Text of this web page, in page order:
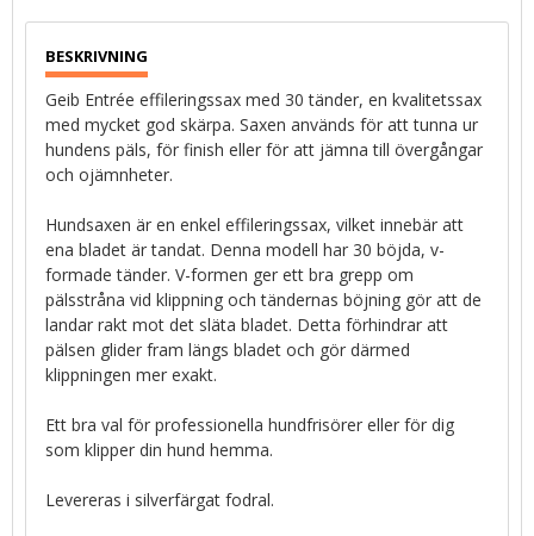
Geib Entrée effileringssax med 30 tänder, en kvalitetssax
med mycket god skärpa. Saxen används för att tunna ur
hundens päls, för finish eller för att jämna till övergångar
och ojämnheter.
Hundsaxen är en enkel effileringssax, vilket innebär att
ena bladet är tandat. Denna modell har 30 böjda, v-
formade tänder. V-formen ger ett bra grepp om
pälsstråna vid klippning och tändernas böjning gör att de
landar rakt mot det släta bladet. Detta förhindrar att
pälsen glider fram längs bladet och gör därmed
klippningen mer exakt.
Ett bra val för professionella hundfrisörer eller för dig
som klipper din hund hemma.
Levereras i silverfärgat fodral.